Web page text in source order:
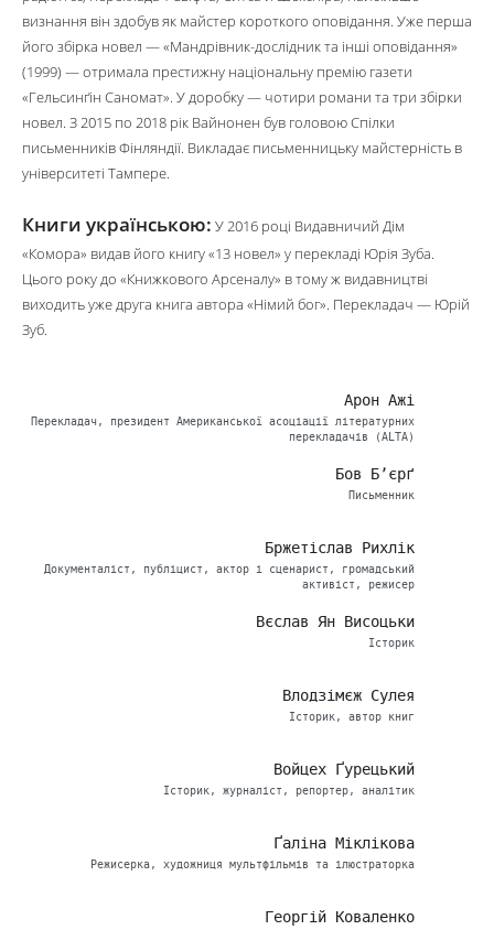
визнання він здобув як майстер короткого оповідання. Уже перша
його збірка новел — «Мандрівник-дослідник та інші оповідання»
(1999) — отримала престижну національну премію газети
«Гельсинґін Саномат». У доробку — чотири романи та три збірки
новел. З 2015 по 2018 рік Вайнонен був головою Спілки
письменників Фінляндії. Викладає письменницьку майстерність в
університеті Тампере.
Книги українською: У 2016 році Видавничий Дім
«Комора» видав його книгу «13 новел» у перекладі Юрія Зуба.
Цього року до «Книжкового Арсеналу» в тому ж видавництві
виходить уже друга книга автора «Німий бог». Перекладач — Юрій
Зуб.
Арон Ажі
Перекладач, президент Американської асоціації літературних
перекладачів (ALTA)
Бов Б’єрґ
Письменник
Бржетіслав Рихлік
Документаліст, публіцист, актор і сценарист, громадський
активіст, режисер
Вєслав Ян Висоцьки
Історик
Влодзімєж Сулея
Історик, автор книг
Войцех Ґурецький
Історик, журналіст, репортер, аналітик
Ґаліна Міклікова
Режисерка, художниця мультфільмів та ілюстраторка
Георгій Коваленко